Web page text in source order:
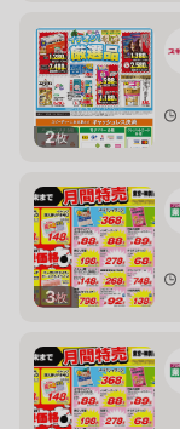
2枚
3枚